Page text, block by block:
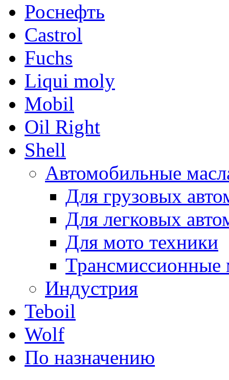
Роснефть
Castrol
Fuchs
Liqui moly
Mobil
Oil Right
Shell
Автомобильные
Для грузовых
Для легковых
Для мото техники
Трансмиссионные
Индустрия
Teboil
Wolf
По назначению